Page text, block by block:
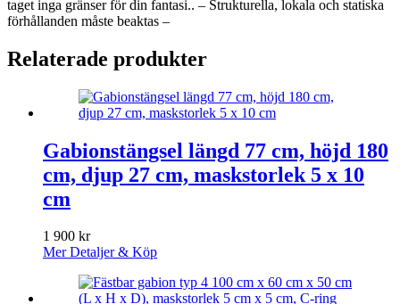
taget inga gränser för din fantasi.. – Strukturella, lokala och statiska
förhållanden måste beaktas –
Relaterade produkter
Gabionstängsel längd 77 cm, höjd 180
cm, djup 27 cm, maskstorlek 5 x 10
cm
1 900 kr
Mer Detaljer & Köp